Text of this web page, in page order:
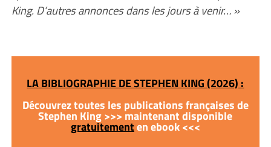
King. D’autres annonces dans les jours à venir… »
LA BIBLIOGRAPHIE DE STEPHEN KING (2026) :
Découvrez toutes les publications françaises de
Stephen King >>> maintenant disponible
gratuitementen ebook <<<